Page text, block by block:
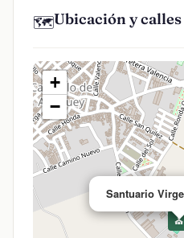
🗺️Ubicación y calles
⛪
Santuario
+
−